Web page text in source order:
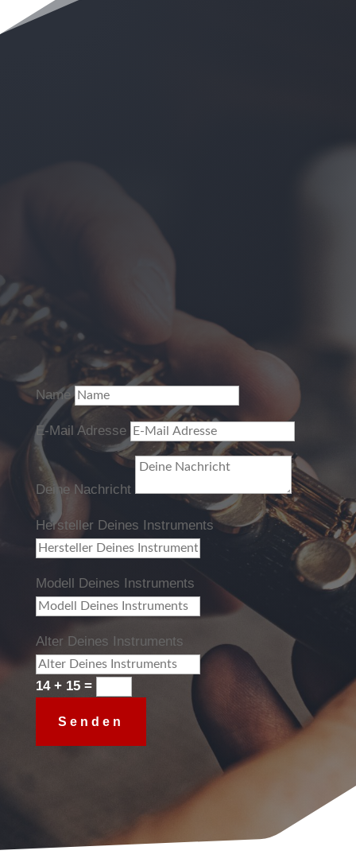
Name
E-Mail Adresse
Deine Nachricht
Hersteller Deines Instruments
Modell Deines Instruments
Alter Deines Instruments
14 + 15=
Senden